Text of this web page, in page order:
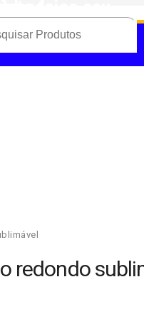
carrinho.
redondo